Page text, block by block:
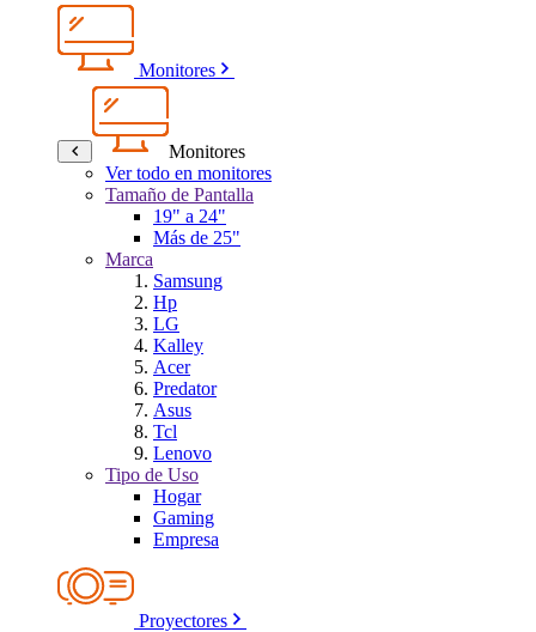
Monitores
Monitores
Ver todo en monitores
Tamaño de Pantalla
19" a 24"
Más de 25"
Marca
Samsung
Hp
LG
Kalley
Acer
Predator
Asus
Tcl
Lenovo
Tipo de Uso
Hogar
Gaming
Empresa
Proyectores